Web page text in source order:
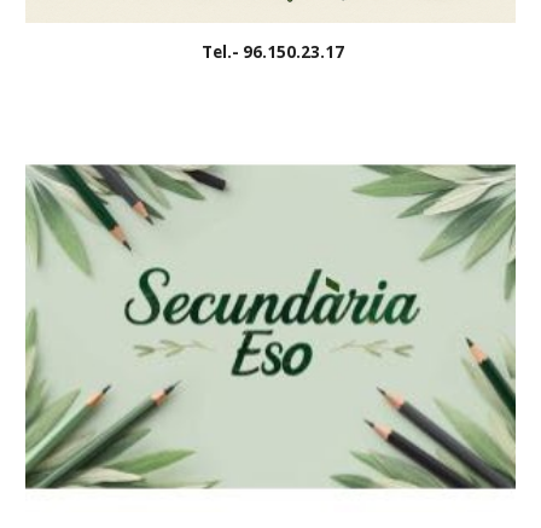
Tel.- 96.150.23.17